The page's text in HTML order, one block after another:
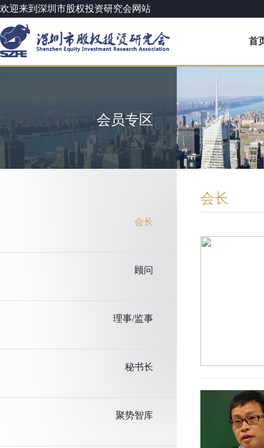
欢迎来到深圳市股权投资研究会网站
首
会员专区
会长
顾问
理事/监事
秘书长
聚势智库
会长